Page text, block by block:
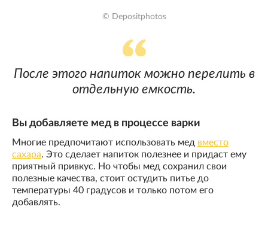
© Depositphotos
После этого напиток можно перелить в
отдельную емкость.
Вы добавляете мед в процессе варки
Многие предпочитают использовать мед вместо
сахара. Это сделает напиток полезнее и придаст ему
приятный привкус. Но чтобы мед сохранил свои
полезные качества, стоит остудить питье до
температуры 40 градусов и только потом его
добавлять.